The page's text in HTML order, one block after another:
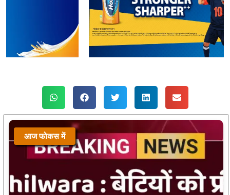
आज फोकस में